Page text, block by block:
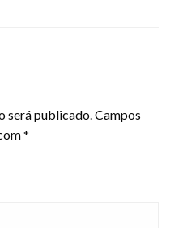
será publicado.Campos
*